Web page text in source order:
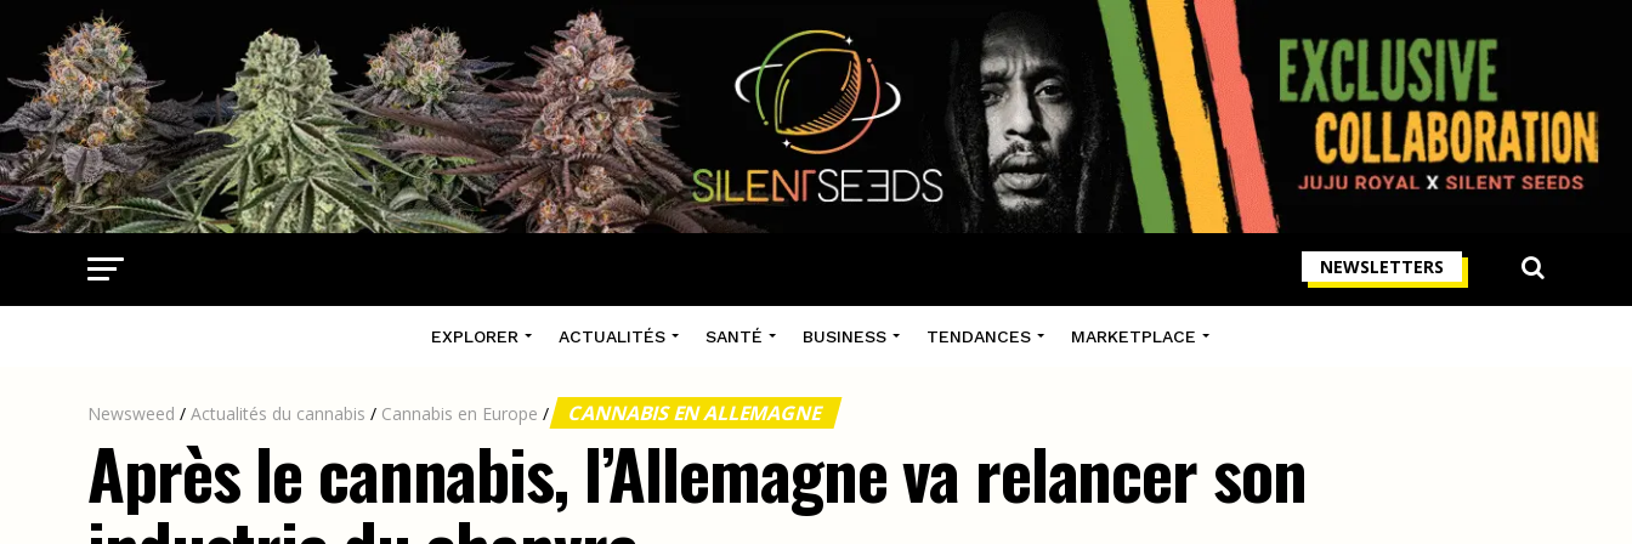
NEWSLETTERS
EXPLORER ACTUALITÉS SANTÉ BUSINESS TENDANCES MARKETPLACE
Newsweed / Actualités du cannabis / Cannabis en Europe / CANNABIS EN ALLEMAGNE
Après le cannabis, l’Allemagne va relancer son